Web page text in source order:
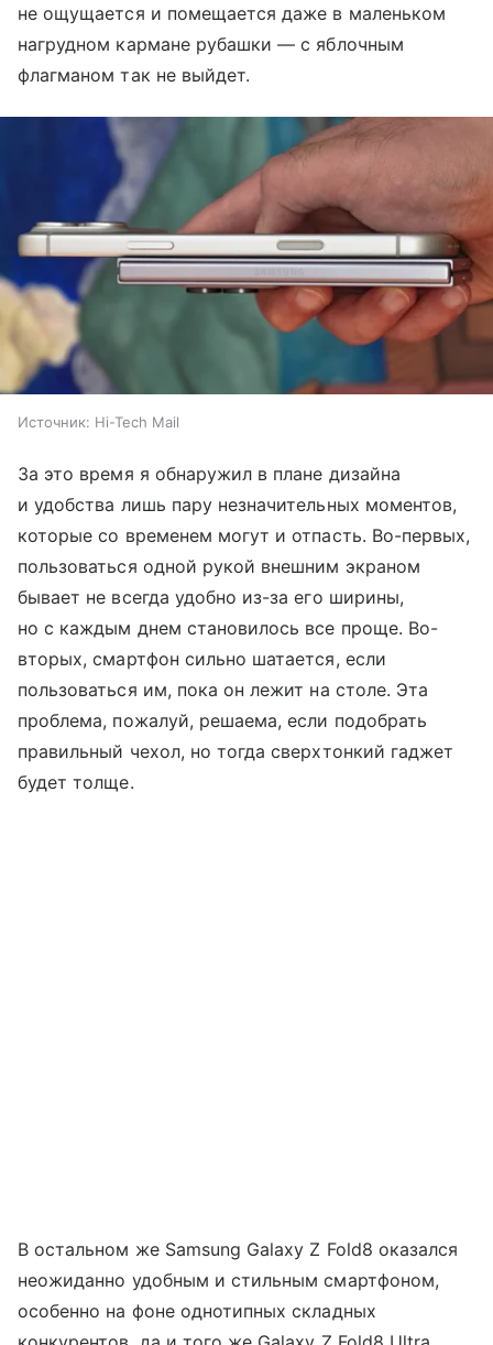
не ощущается и помещается даже в маленьком
нагрудном кармане рубашки — с яблочным
флагманом так не выйдет.
Источник: Hi-Tech Mail
За это время я обнаружил в плане дизайна
и удобства лишь пару незначительных моментов,
которые со временем могут и отпасть. Во-первых,
пользоваться одной рукой внешним экраном
бывает не всегда удобно из-за его ширины,
но с каждым днем становилось все проще. Во-
вторых, смартфон сильно шатается, если
пользоваться им, пока он лежит на столе. Эта
проблема, пожалуй, решаема, если подобрать
правильный чехол, но тогда сверхтонкий гаджет
будет толще.
В остальном же Samsung Galaxy Z Fold8 оказался
неожиданно удобным и стильным смартфоном,
особенно на фоне однотипных складных